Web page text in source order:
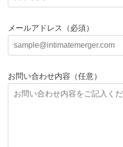
メールアドレス（必須）
お問い合わせ内容（任意）